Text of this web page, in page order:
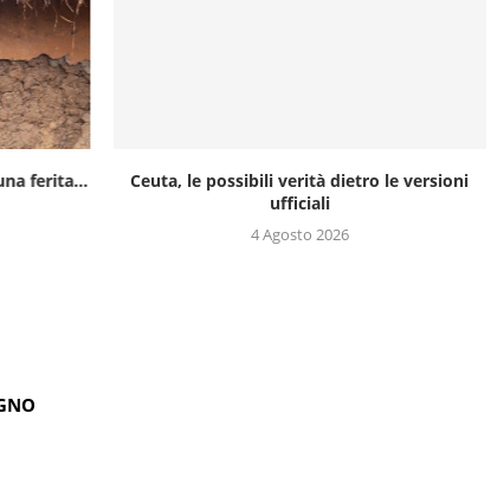
ferita...
Ceuta, le possibili verità dietro le versioni
ufficiali
4 Agosto 2026